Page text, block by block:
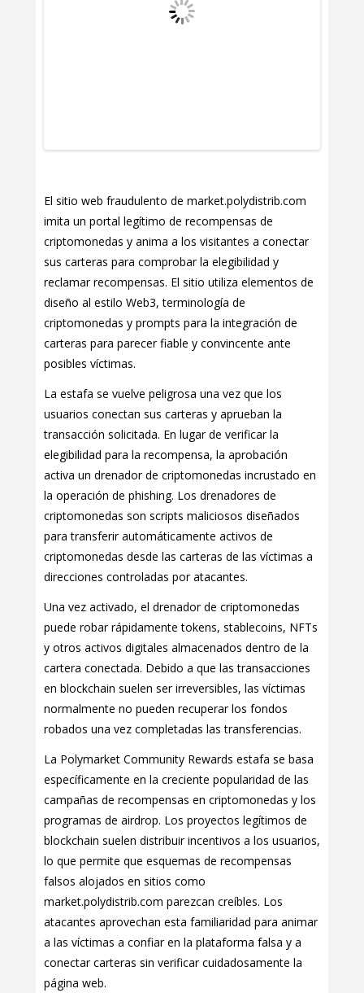
El sitio web fraudulento de market.polydistrib.com
imita un portal legítimo de recompensas de
criptomonedas y anima a los visitantes a conectar
sus carteras para comprobar la elegibilidad y
reclamar recompensas. El sitio utiliza elementos de
diseño al estilo Web3, terminología de
criptomonedas y prompts para la integración de
carteras para parecer fiable y convincente ante
posibles víctimas.
La estafa se vuelve peligrosa una vez que los
usuarios conectan sus carteras y aprueban la
transacción solicitada. En lugar de verificar la
elegibilidad para la recompensa, la aprobación
activa un drenador de criptomonedas incrustado en
la operación de phishing. Los drenadores de
criptomonedas son scripts maliciosos diseñados
para transferir automáticamente activos de
criptomonedas desde las carteras de las víctimas a
direcciones controladas por atacantes.
Una vez activado, el drenador de criptomonedas
puede robar rápidamente tokens, stablecoins, NFTs
y otros activos digitales almacenados dentro de la
cartera conectada. Debido a que las transacciones
en blockchain suelen ser irreversibles, las víctimas
normalmente no pueden recuperar los fondos
robados una vez completadas las transferencias.
La Polymarket Community Rewards estafa se basa
específicamente en la creciente popularidad de las
campañas de recompensas en criptomonedas y los
programas de airdrop. Los proyectos legítimos de
blockchain suelen distribuir incentivos a los usuarios,
lo que permite que esquemas de recompensas
falsos alojados en sitios como
market.polydistrib.com parezcan creíbles. Los
atacantes aprovechan esta familiaridad para animar
a las víctimas a confiar en la plataforma falsa y a
conectar carteras sin verificar cuidadosamente la
página web.